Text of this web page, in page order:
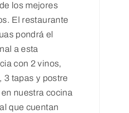
los mejores
El restaurante
pondrá el
a esta
con 2 vinos,
3 tapas y postre
nuestra cocina
que cuentan